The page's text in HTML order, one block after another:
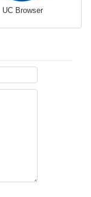
UC Browser